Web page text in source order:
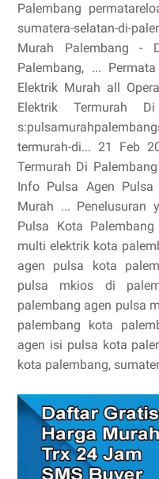
Palembang
sumatera-selatan-di-
Murah Palembang -
Palembang, ...
Elektrik Murah all
Elektrik Termurah
termurah-di... 21 Feb
Termurah Di
Info Pulsa Agen
Murah ... Penelusuran
Pulsa Kota
multi elektrik kota
agen pulsa kota
pulsa mkios di
palembang agen pulsa
palembang kota
agen isi pulsa kota
kota palembang,